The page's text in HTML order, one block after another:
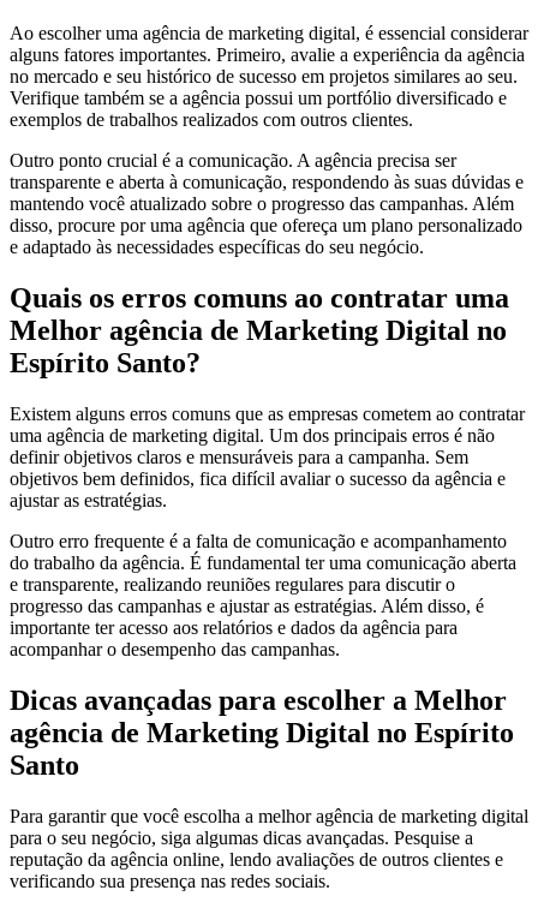
Ao escolher uma agência de marketing digital, é essencial considerar
alguns fatores importantes. Primeiro, avalie a experiência da agência
no mercado e seu histórico de sucesso em projetos similares ao seu.
Verifique também se a agência possui um portfólio diversificado e
exemplos de trabalhos realizados com outros clientes.
Outro ponto crucial é a comunicação. A agência precisa ser
transparente e aberta à comunicação, respondendo às suas dúvidas e
mantendo você atualizado sobre o progresso das campanhas. Além
disso, procure por uma agência que ofereça um plano personalizado
e adaptado às necessidades específicas do seu negócio.
Quais os erros comuns ao contratar uma
Melhor agência de Marketing Digital no
Espírito Santo?
Existem alguns erros comuns que as empresas cometem ao contratar
uma agência de marketing digital. Um dos principais erros é não
definir objetivos claros e mensuráveis para a campanha. Sem
objetivos bem definidos, fica difícil avaliar o sucesso da agência e
ajustar as estratégias.
Outro erro frequente é a falta de comunicação e acompanhamento
do trabalho da agência. É fundamental ter uma comunicação aberta
e transparente, realizando reuniões regulares para discutir o
progresso das campanhas e ajustar as estratégias. Além disso, é
importante ter acesso aos relatórios e dados da agência para
acompanhar o desempenho das campanhas.
Dicas avançadas para escolher a Melhor
agência de Marketing Digital no Espírito
Santo
Para garantir que você escolha a melhor agência de marketing digital
para o seu negócio, siga algumas dicas avançadas. Pesquise a
reputação da agência online, lendo avaliações de outros clientes e
verificando sua presença nas redes sociais.